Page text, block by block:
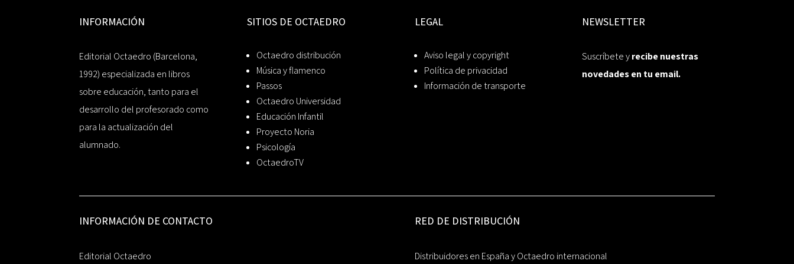
INFORMACIÓN
Editorial Octaedro (Barcelona,
1992) especializada en libros
sobre educación, tanto para el
desarrollo del profesorado como
para la actualización del
alumnado.
SITIOS DE OCTAEDRO
Octaedro distribución
Música y flamenco
Passos
Octaedro Universidad
Educación Infantil
Proyecto Noria
Psicología
OctaedroTV
LEGAL
Aviso legal y copyright
Política de privacidad
Información de transporte
NEWSLETTER
Suscríbete yrecibe nuestras
novedades en tu email.
INFORMACIÓN DE CONTACTO
Editorial Octaedro
RED DE DISTRIBUCIÓN
Distribuidores en España y Octaedro internacional